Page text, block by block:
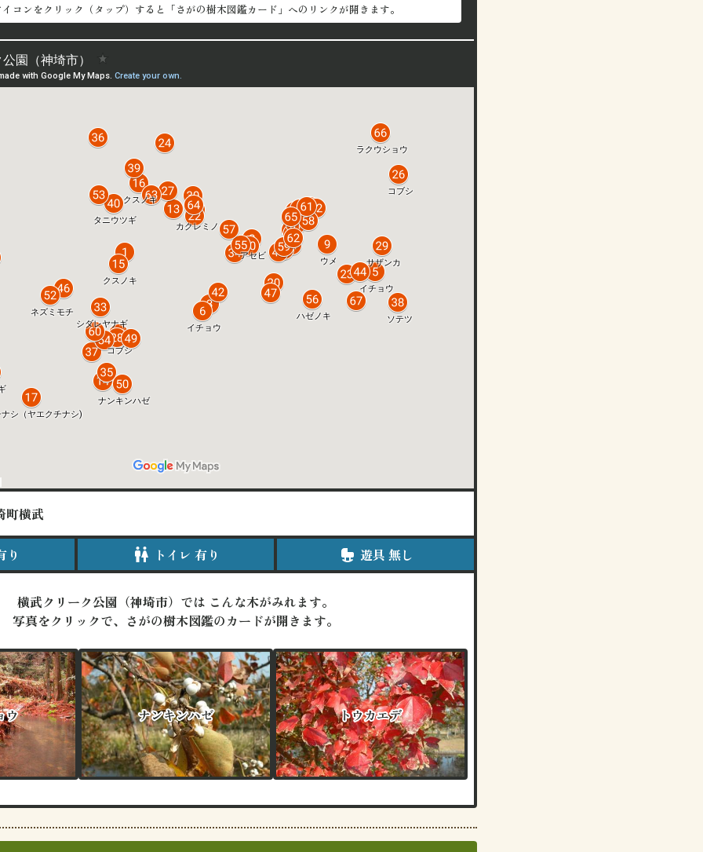
コンをクリック（タップ）すると「さがの樹木図鑑カード」へのリンクが開きます。
町横武
り wc トイレ 有り crib 遊具 無し
横武クリーク公園（神埼市）では こんな木がみれます。
写真をクリックで、さがの樹木図鑑のカードが開きます。
ウ
ウ ナンキンハゼ
ナンキンハゼ トウカエデ
トウカエデ